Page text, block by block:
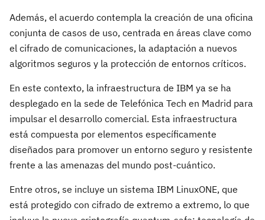
Además, el acuerdo contempla la creación de una oficina
conjunta de casos de uso, centrada en áreas clave como
el cifrado de comunicaciones, la adaptación a nuevos
algoritmos seguros y la protección de entornos críticos.
En este contexto, la infraestructura de IBM ya se ha
desplegado en la sede de Telefónica Tech en Madrid para
impulsar el desarrollo comercial. Esta infraestructura
está compuesta por elementos específicamente
diseñados para promover un entorno seguro y resistente
frente a las amenazas del mundo post-cuántico.
Entre otros, se incluye un sistema IBM LinuxONE, que
está protegido con cifrado de extremo a extremo, lo que